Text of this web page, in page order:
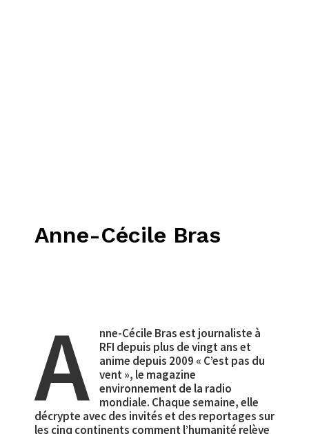
Anne-Cécile Bras
A
nne-Cécile Bras est journaliste à
RFI depuis plus de vingt ans et
anime depuis 2009 « C’est pas du
vent », le magazine
environnement de la radio
mondiale. Chaque semaine, elle
décrypte avec des invités et des reportages sur
les cinq continents comment l’humanité relève